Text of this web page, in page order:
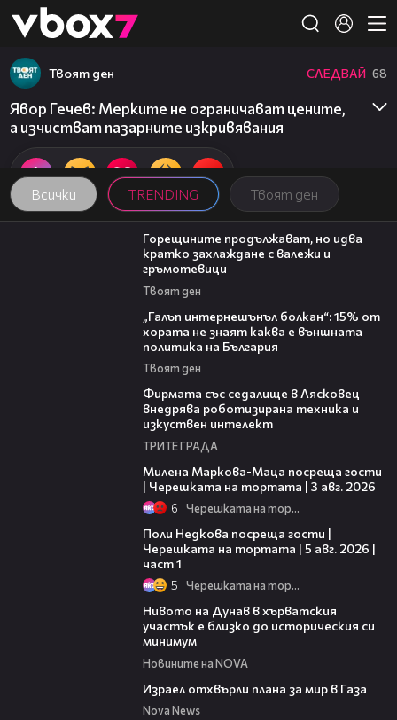
👾
Всички TRENDING Твоят ден
Твоят ден СЛЕДВАЙ 68
Явор Гечев: Мерките не ограничават цените,
а изчистват пазарните изкривявания
02:31
Горещините продължават, но идва
кратко захлаждане с валежи и
гръмотевици
Твоят ден
„Галъп интернешънъл болкан“: 15% от
хората не знаят каква е външната
политика на България
Твоят ден
Фирмата със седалище в Лясковец
внедрява роботизирана техника и
изкуствен интелект
ТРИТЕ ГРАДА
Милена Маркова-Маца посреща гости
| Черешката на тортата | 3 авг. 2026
6 Черешката на тортата
Поли Недкова посреща гости |
Черешката на тортата | 5 авг. 2026 |
част 1
5 Черешката на тортата
Нивото на Дунав в хърватския
участък е близко до историческия си
минимум
Новините на NOVA
Израел отхвърли плана за мир в Газа
Nova News